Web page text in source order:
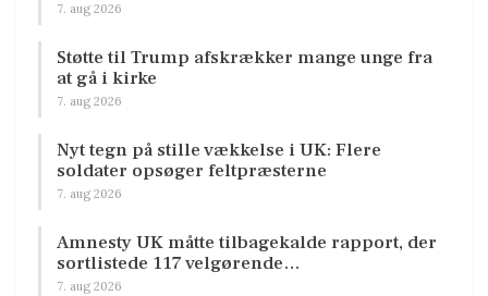
7. aug 2026
Støtte til Trump afskrækker mange unge fra
at gå i kirke
7. aug 2026
Nyt tegn på stille vækkelse i UK: Flere
soldater opsøger feltpræsterne
7. aug 2026
Amnesty UK måtte tilbagekalde rapport, der
sortlistede 117 velgørende…
7. aug 2026